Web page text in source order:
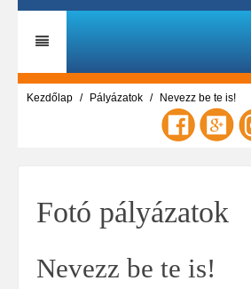
Kezdőlap Pályázatok Nevezz be te is!
Fotó pályázatok
Nevezz be te is!